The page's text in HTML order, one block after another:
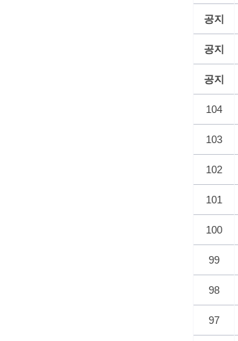
공지
공지
공지
104
103
102
101
100
99
98
97